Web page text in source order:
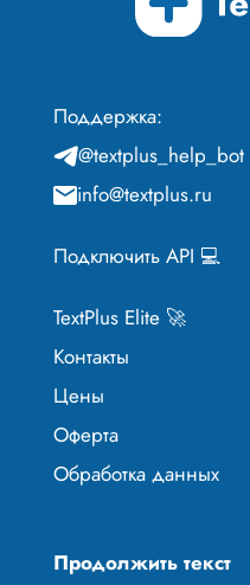
Поддержка:
@textplus_help_bot
info@textplus.ru
Подключить API 💻
TextPlus Elite 🚀
Контакты
Цены
Оферта
Обработка данных
Продолжить текст